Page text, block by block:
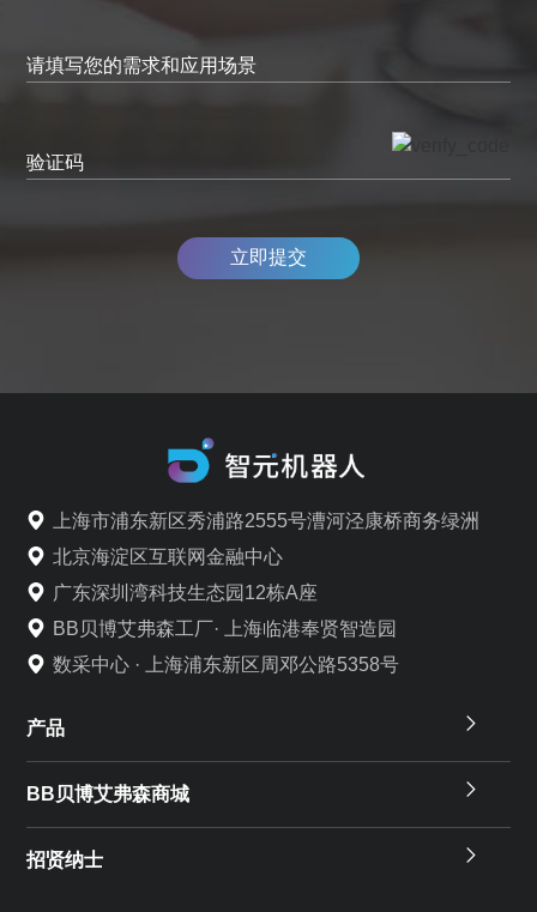
请填写您的需求和应用场景
验证码
立即提交
上海市浦东新区秀浦路2555号漕河泾康桥商务绿洲
北京海淀区互联网金融中心
广东深圳湾科技生态园12栋A座
BB贝博艾弗森工厂· 上海临港奉贤智造园
数采中心 · 上海浦东新区周邓公路5358号
产品
BB贝博艾弗森商城
招贤纳士